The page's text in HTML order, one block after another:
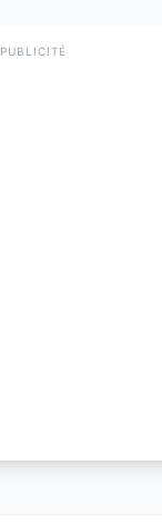
PUBLICITÉ